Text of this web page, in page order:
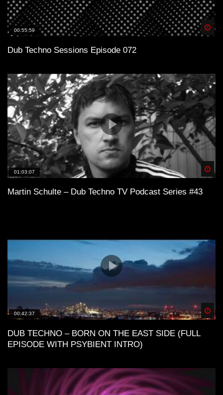
00:55:59
Dub Techno Sessions Episode 072
01:03:07
Martin Schulte – Dub Techno TV Podcast Series #43
00:42:37
DUB TECHNO – BORN ON THE EAST SIDE (FULL
EPISODE WITH PSYBIENT INTRO)